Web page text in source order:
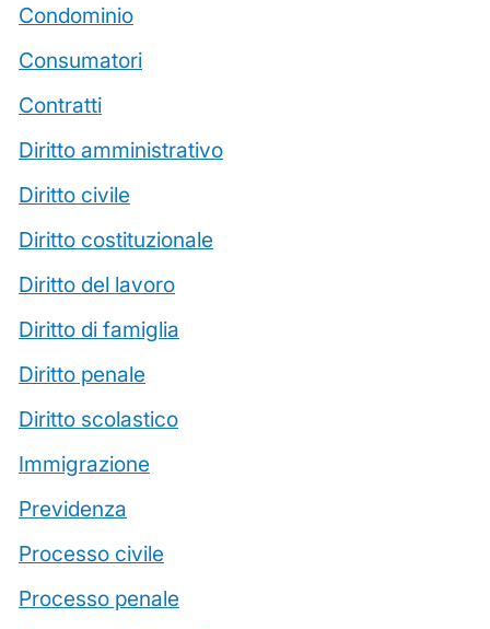
Condominio
Consumatori
Contratti
Diritto amministrativo
Diritto civile
Diritto costituzionale
Diritto del lavoro
Diritto di famiglia
Diritto penale
Diritto scolastico
Immigrazione
Previdenza
Processo civile
Processo penale